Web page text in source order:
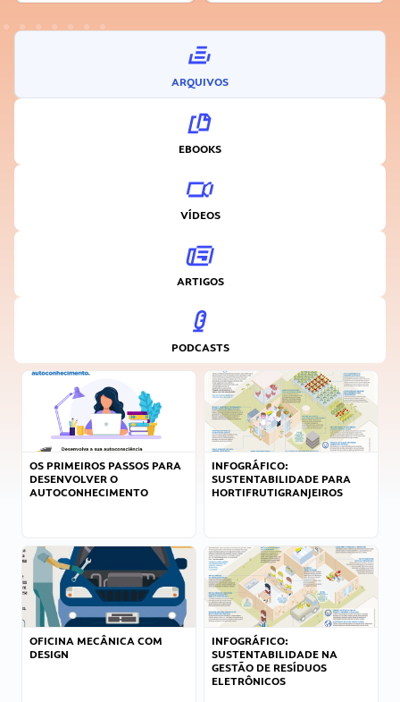
ARQUIVOS
EBOOKS
VÍDEOS
ARTIGOS
PODCASTS
OS PRIMEIROS PASSOS PARA
DESENVOLVER O
AUTOCONHECIMENTO
INFOGRÁFICO:
SUSTENTABILIDADE PARA
HORTIFRUTIGRANJEIROS
OFICINA MECÂNICA COM
DESIGN
INFOGRÁFICO:
SUSTENTABILIDADE NA
GESTÃO DE RESÍDUOS
ELETRÔNICOS